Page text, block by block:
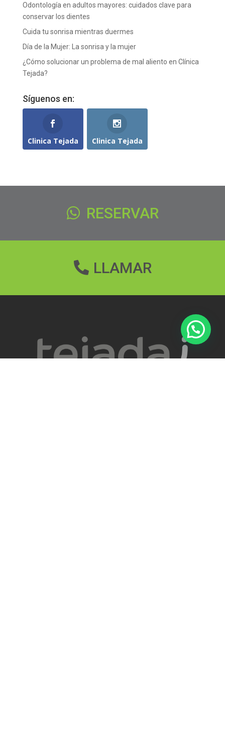
Odontología en adultos mayores: cuidados clave para
conservar los dientes
Cuida tu sonrisa mientras duermes
Día de la Mujer: La sonrisa y la mujer
¿Cómo solucionar un problema de mal aliento en Clínica
Tejada?
Síguenos en:
Clinica Tejada Clinica Tejada
RESERVAR
LLAMAR